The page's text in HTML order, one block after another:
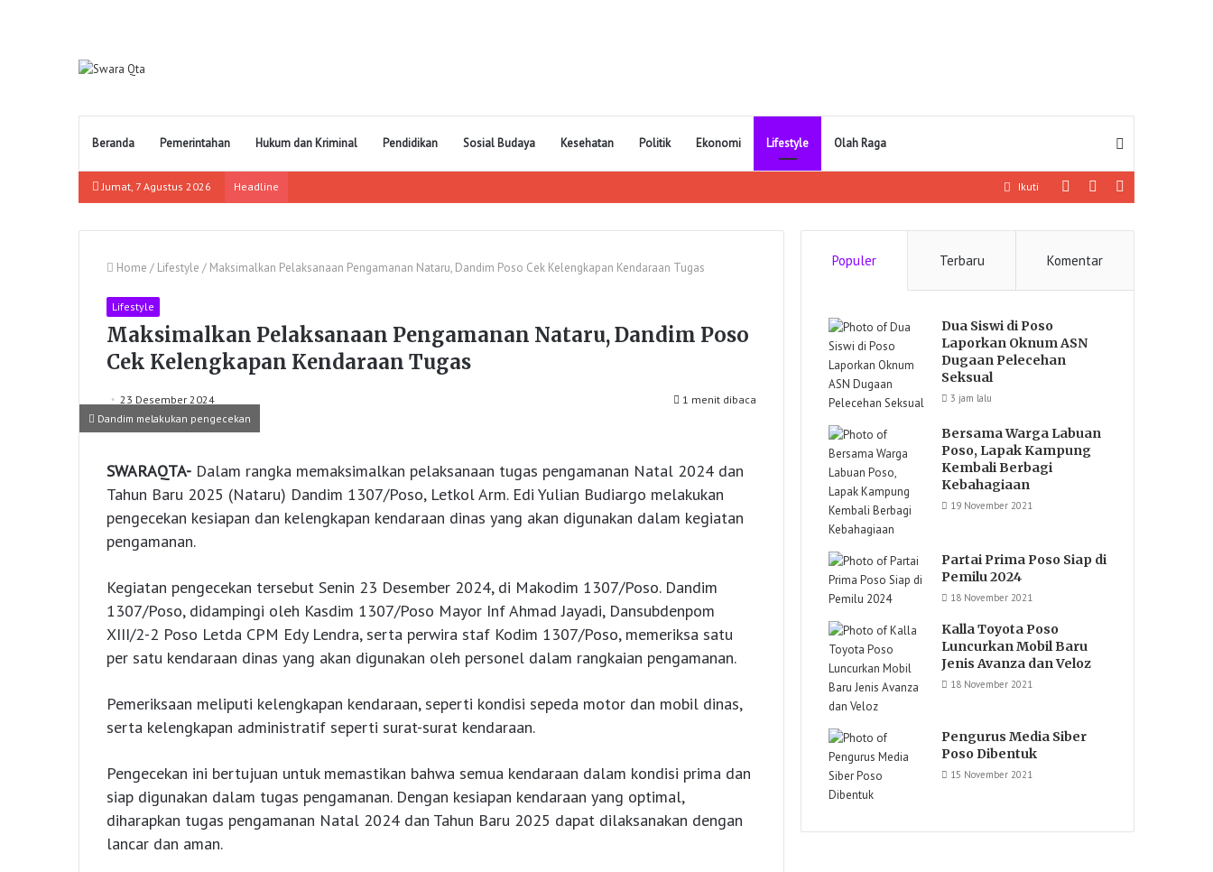
Beranda Pemerintahan Hukum dan Kriminal Pendidikan Sosial Budaya Kesehatan Politik Ekonomi Lifestyle Olah Raga
Jumat, 7 Agustus 2026 Headline
Artikel
Log
Ikuti
Home / Lifestyle / Maksimalkan Pelaksanaan Pengamanan Nataru, Dandim Poso Cek Kelengkapan Kendaraan Tugas
Lifestyle
Maksimalkan Pelaksanaan Pengamanan Nataru, Dandim Poso
Cek Kelengkapan Kendaraan Tugas
23 Desember 2024
1 menit dibaca
Dandim melakukan pengecekan
SWARAQTA- Dalam rangka memaksimalkan pelaksanaan tugas pengamanan Natal 2024 dan
Tahun Baru 2025 (Nataru) Dandim 1307/Poso, Letkol Arm. Edi Yulian Budiargo melakukan
pengecekan kesiapan dan kelengkapan kendaraan dinas yang akan digunakan dalam kegiatan
pengamanan.
Kegiatan pengecekan tersebut Senin 23 Desember 2024, di Makodim 1307/Poso. Dandim
1307/Poso, didampingi oleh Kasdim 1307/Poso Mayor Inf Ahmad Jayadi, Dansubdenpom
XIII/2-2 Poso Letda CPM Edy Lendra, serta perwira staf Kodim 1307/Poso, memeriksa satu
per satu kendaraan dinas yang akan digunakan oleh personel dalam rangkaian pengamanan.
Pemeriksaan meliputi kelengkapan kendaraan, seperti kondisi sepeda motor dan mobil dinas,
serta kelengkapan administratif seperti surat-surat kendaraan.
Pengecekan ini bertujuan untuk memastikan bahwa semua kendaraan dalam kondisi prima dan
siap digunakan dalam tugas pengamanan. Dengan kesiapan kendaraan yang optimal,
diharapkan tugas pengamanan Natal 2024 dan Tahun Baru 2025 dapat dilaksanakan dengan
lancar dan aman.
Populer Terbaru Komentar
Dua Siswi di Poso
Laporkan Oknum ASN
Dugaan Pelecehan
Seksual
3 jam lalu
Bersama Warga Labuan
Poso, Lapak Kampung
Kembali Berbagi
Kebahagiaan
19 November 2021
Partai Prima Poso Siap di
Pemilu 2024
18 November 2021
Kalla Toyota Poso
Luncurkan Mobil Baru
Jenis Avanza dan Veloz
18 November 2021
Pengurus Media Siber
Poso Dibentuk
15 November 2021